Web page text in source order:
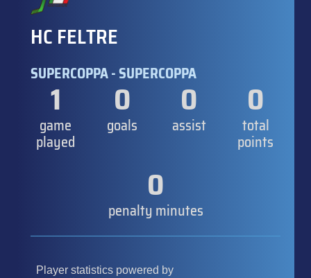
HC FELTRE
SUPERCOPPA - SUPERCOPPA
1
game
played
0
goals
0
assist
0
total
points
0
penalty minutes